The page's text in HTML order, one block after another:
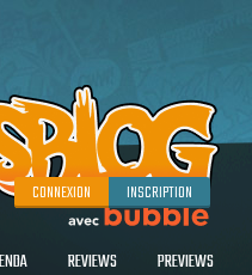
CONNEXION INSCRIPTION
REVIEWS PREVIEWS